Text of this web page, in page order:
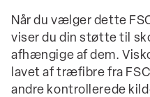
Når du vælger dette
viser du din støtte til
afhængige af dem.
lavet af træfibre fra
andre kontrollerede